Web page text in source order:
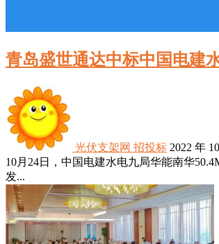
青岛盛世通达中标中国电建
光伏支架网 招投标 2022 年
10月24日，中国电建水电九局华能南华
发...